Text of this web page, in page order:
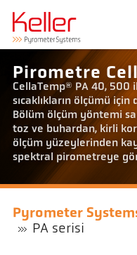
Pirometre
CellaTemp® PA 40, 500
sıcaklıkların ölçümü
Bölüm ölçüm yöntemi
toz ve buhardan, kirli
ölçüm yüzeylerinden
spektral pirometreye
Pyrometer
PA serisi